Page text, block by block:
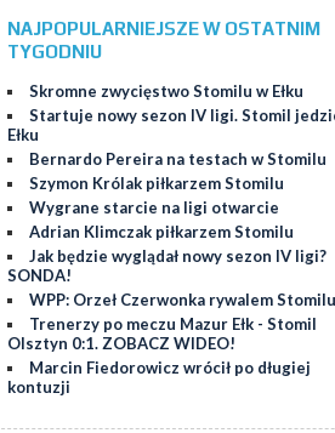
NAJPOPULARNIEJSZE W OSTATNIM
TYGODNIU
Skromne zwycięstwo Stomilu w Ełku
Startuje nowy sezon IV ligi. Stomil
Ełku
Bernardo Pereira na testach w Stomilu
Szymon Królak piłkarzem Stomilu
Wygrane starcie na ligi otwarcie
Adrian Klimczak piłkarzem Stomilu
Jak będzie wyglądał nowy sezon IV ligi?
SONDA!
WPP: Orzeł Czerwonka rywalem Stomilu
Trenerzy po meczu Mazur Ełk - Stomil
Olsztyn 0:1. ZOBACZ WIDEO!
Marcin Fiedorowicz wrócił po długiej
kontuzji